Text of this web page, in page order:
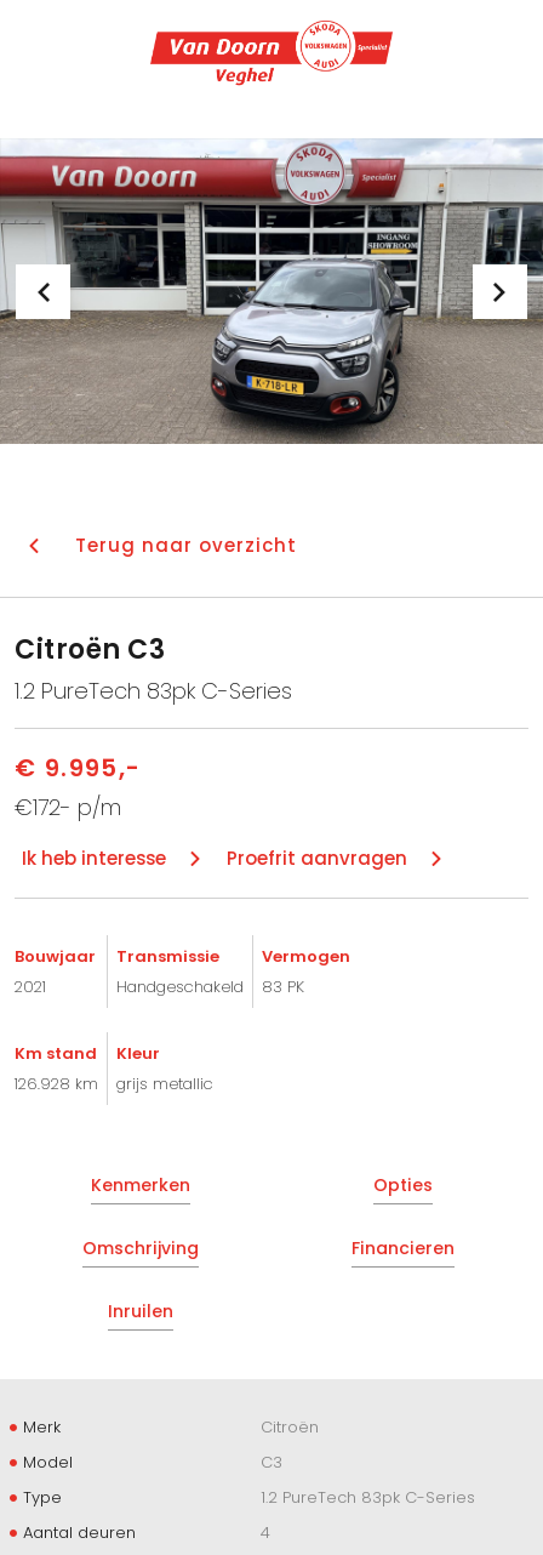
Terug naar overzicht
Citroën C3
1.2 PureTech 83pk C-Series
€ 9.995,-
€172- p/m
Ik heb interesse Proefrit aanvragen
Bouwjaar
2021
Transmissie
Handgeschakeld
Vermogen
83 PK
Km stand
126.928 km
Kleur
grijs metallic
Kenmerken Opties
Omschrijving Financieren
Inruilen
Merk
Citroën
Model
C3
Type
1.2 PureTech 83pk C-Series
Aantal deuren
4